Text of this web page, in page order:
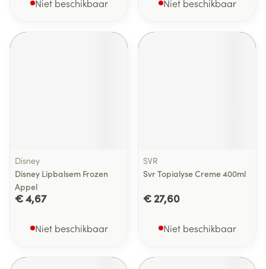
Niet beschikbaar Niet beschikbaar
Disney
Disney Lipbalsem Frozen
Appel
€ 4,67
Niet beschikbaar
SVR
Svr Topialyse Creme 400ml
€ 27,60
Niet beschikbaar